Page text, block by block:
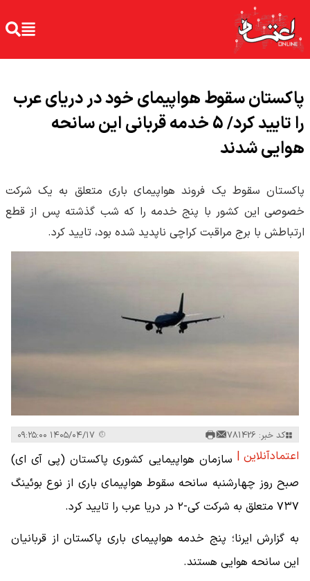
پاکستان سقوط هواپیمای خود در دریای عرب
را تایید کرد/ 5 خدمه قربانی این سانحه
هوایی شدند
پاکستان سقوط یک فروند هواپیمای باری متعلق به یک شرکت
خصوصی این کشور با پنج خدمه را ‌که شب گذشته پس از قطع
ارتباطش با برج مراقبت کراچی ناپدید شده بود، تایید کرد.
کد خبر: 781426
اعتمادآنلاین | سازمان هواپیمایی کشوری پاکستان (پی آی ای)
صبح روز چهارشنبه سانحه سقوط هواپیمای باری از نوع بوئینگ
۷۳۷ متعلق به شرکت کی-۲ در دریا عرب را تایید کرد.
به گزارش ایرنا؛ پنج‌ خدمه هواپیمای باری پاکستان از قربانیان
این سانحه هوایی هستند.